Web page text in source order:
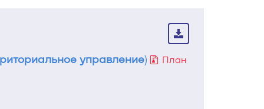
управление)
План